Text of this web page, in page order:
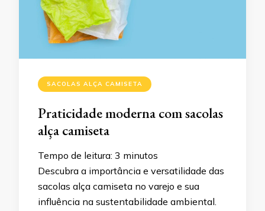
SACOLAS ALÇA CAMISETA
Praticidade moderna com sacolas
alça camiseta
Tempo de leitura: 3 minutos
Descubra a importância e versatilidade das
sacolas alça camiseta no varejo e sua
influência na sustentabilidade ambiental.